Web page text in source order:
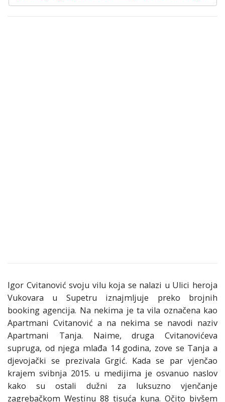
Igor Cvitanović svoju vilu koja se nalazi u Ulici heroja
Vukovara u Supetru iznajmljuje preko brojnih
booking agencija. Na nekima je ta vila označena kao
Apartmani Cvitanović a na nekima se navodi naziv
Apartmani Tanja. Naime, druga Cvitanovićeva
supruga, od njega mlađa 14 godina, zove se Tanja a
djevojački se prezivala Grgić. Kada se par vjenčao
krajem svibnja 2015. u medijima je osvanuo naslov
kako su ostali dužni za luksuzno vjenčanje
zagrebačkom Westinu 88 tisuća kuna. Očito bivšem